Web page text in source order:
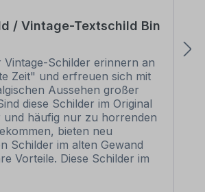
/ Vintage-Textschild Bin
Vintage-Schilder erinnern an
Zeit" und erfreuen sich mit
Aussehen großer
diese Schilder im Original
und häufig nur zu horrenden
bieten neu
Schilder im alten Gewand
Vorteile. Diese Schilder im